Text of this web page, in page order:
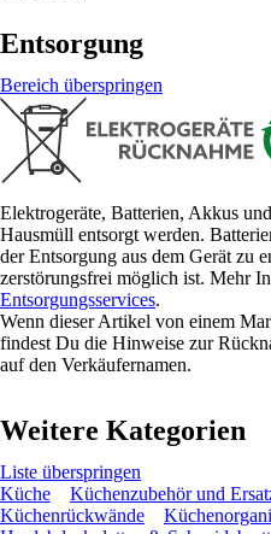
Entsorgung
Bereich überspringen
Elektrogeräte, Batterien, Akkus
Hausmüll entsorgt werden.
der Entsorgung aus dem Gerät zu
zerstörungsfrei möglich ist. Mehr
Entsorgungsservices.
Wenn dieser Artikel von einem
findest Du die Hinweise zur
auf den Verkäufernamen.
Weitere Kategorien
Liste überspringen
Küche
Küchenzubehör und
Küchenrückwände